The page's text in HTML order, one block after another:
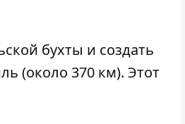
бухты и создать
(около 370 км). Этот